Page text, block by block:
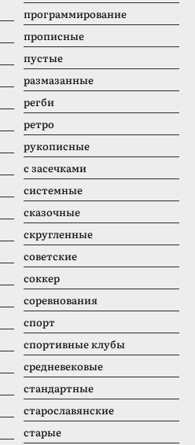
программирование
прописные
пустые
размазанные
регби
ретро
рукописные
с засечками
системные
сказочные
скругленные
советские
соккер
соревнования
спорт
спортивные клубы
средневековые
стандартные
старославянские
старые